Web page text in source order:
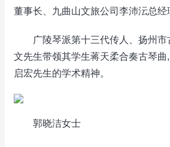
董事长、九曲山文旅公司李沛沄总经
广陵琴派第十三代传人、扬州市
文先生带领其学生蒋天柔合奏古琴
启宏先生的学术精神。
郭晓洁女士